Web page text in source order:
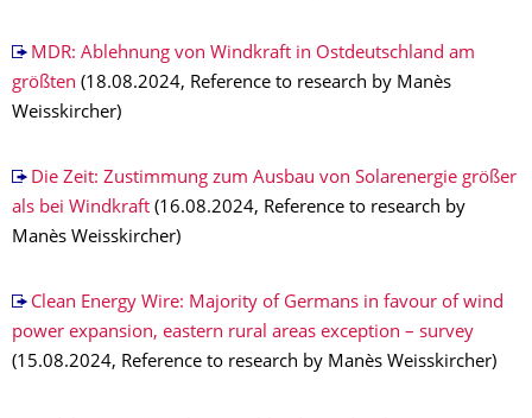
MDR: Ablehnung von Windkraft in Ostdeutschland am
größten (18.08.2024, Reference to research by Manès
Weisskircher)
Die Zeit: Zustimmung zum Ausbau von Solarenergie größer
als bei Windkraft (16.08.2024, Reference to research by
Manès Weisskircher)
Clean Energy Wire: Majority of Germans in favour of wind
power expansion, eastern rural areas exception – survey
(15.08.2024, Reference to research by Manès Weisskircher)